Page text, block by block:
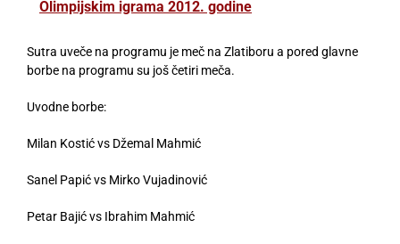
Olimpijskim igrama 2012. godine
Sutra uveče na programu je meč na Zlatiboru a pored glavne
borbe na programu su još četiri meča.
Uvodne borbe:
Milan Kostić vs Džemal Mahmić
Sanel Papić vs Mirko Vujadinović
Petar Bajić vs Ibrahim Mahmić